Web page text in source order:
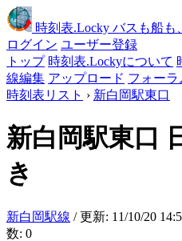
時刻表.Locky バスも船も
ログイン ユーザー登録
トップ 時刻表.Lockyについて
線編集 アップロード フォーラ
時刻表リスト › 新白岡駅東口
新白岡駅東口
き
新白岡駅線 / 更新: 11/10/20
数: 0